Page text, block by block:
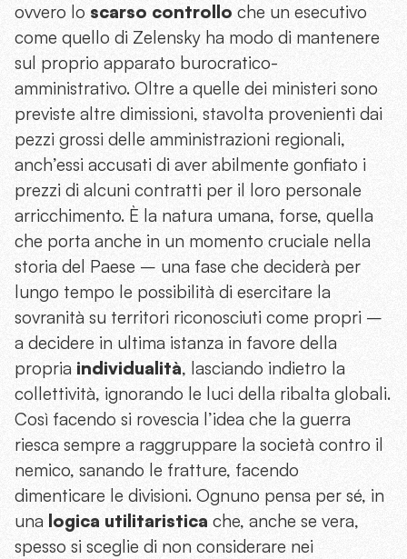
ovvero lo scarso controllo che un esecutivo
come quello di Zelensky ha modo di mantenere
sul proprio apparato burocratico-
amministrativo. Oltre a quelle dei ministeri sono
previste altre dimissioni, stavolta provenienti dai
pezzi grossi delle amministrazioni regionali,
anch’essi accusati di aver abilmente gonfiato i
prezzi di alcuni contratti per il loro personale
arricchimento. È la natura umana, forse, quella
che porta anche in un momento cruciale nella
storia del Paese – una fase che deciderà per
lungo tempo le possibilità di esercitare la
sovranità su territori riconosciuti come propri –
a decidere in ultima istanza in favore della
propria individualità, lasciando indietro la
collettività, ignorando le luci della ribalta globali.
Così facendo si rovescia l’idea che la guerra
riesca sempre a raggruppare la società contro il
nemico, sanando le fratture, facendo
dimenticare le divisioni. Ognuno pensa per sé, in
una logica utilitaristica che, anche se vera,
spesso si sceglie di non considerare nei